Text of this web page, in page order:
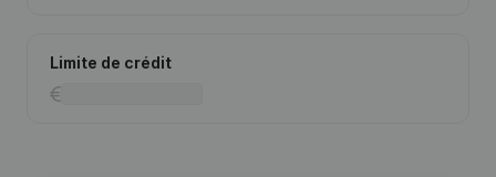
Limite de crédit